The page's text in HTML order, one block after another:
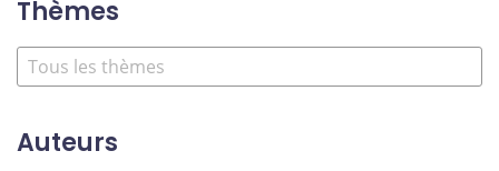
Thèmes
Auteurs